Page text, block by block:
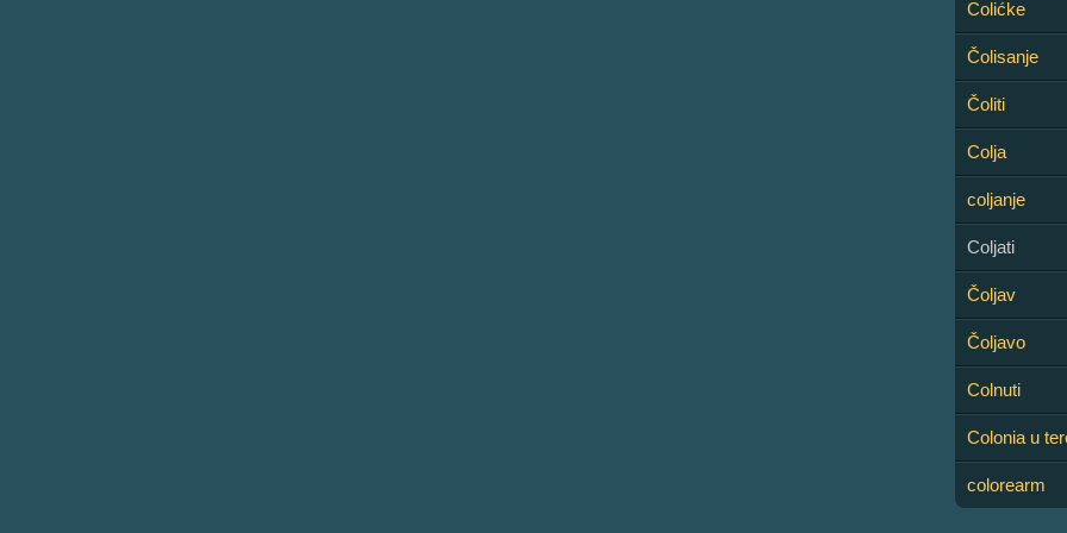
Colićke
Čolisanje
Čoliti
Colja
coljanje
Coljati
Čoljav
Čoljavo
Colnuti
Colonia u
colorearm